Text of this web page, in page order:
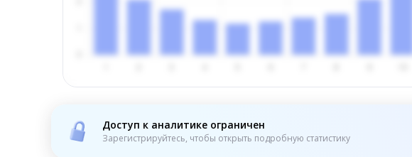
Доступ к аналитике ограничен
Зарегистрируйтесь, чтобы открыть подробную статистику